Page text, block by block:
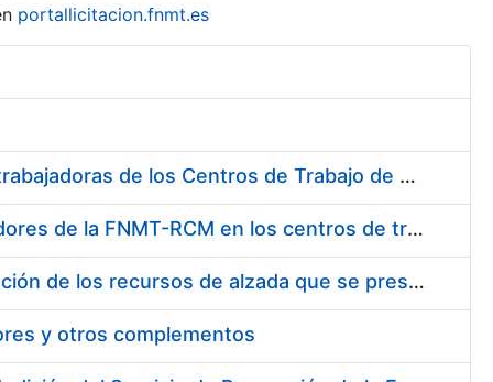
portallicitacion.fnmt.es
Suministro de Protectores Auditivos a medida para las personas trabajadoras de los Centros de Trabajo de Madrid y Burgos
Suministro de gafas graduadas antiproyecciones para los trabajadores de la FNMT-RCM en los centros de trabajo de Madrid y Burgos
Servicios de una empresa externa para el asesoramiento y resolución de los recursos de alzada que se presentan relacionados con procesos de selección para la FNMT-RCM
y otros complementos